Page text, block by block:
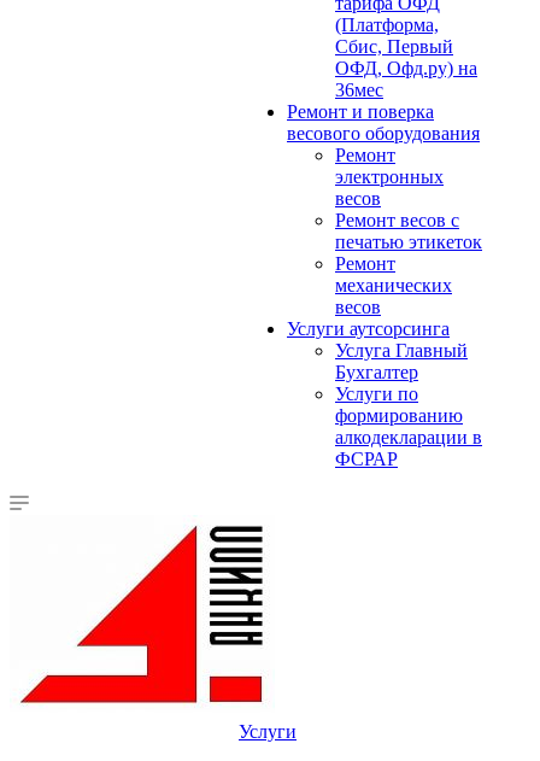
(Платформа,
Сбис, Первый
ОФД, Офд.ру) на
36мес
Ремонт и поверка
весового оборудования
Ремонт
электронных
весов
Ремонт весов с
печатью этикеток
Ремонт
механических
весов
Услуги аутсорсинга
Услуга Главный
Бухгалтер
Услуги по
формированию
алкодекларации в
ФСРАР
Услуги